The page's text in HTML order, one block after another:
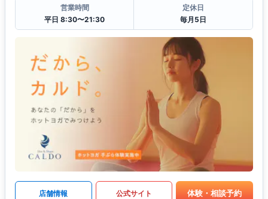
営業時間
平日 8:30〜21:30
定休日
毎月5日
店舗情報 公式サイト 体験・相談予約